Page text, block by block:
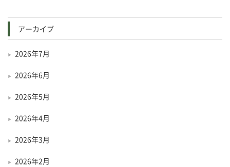
アーカイブ
2026年7月
2026年6月
2026年5月
2026年4月
2026年3月
2026年2月